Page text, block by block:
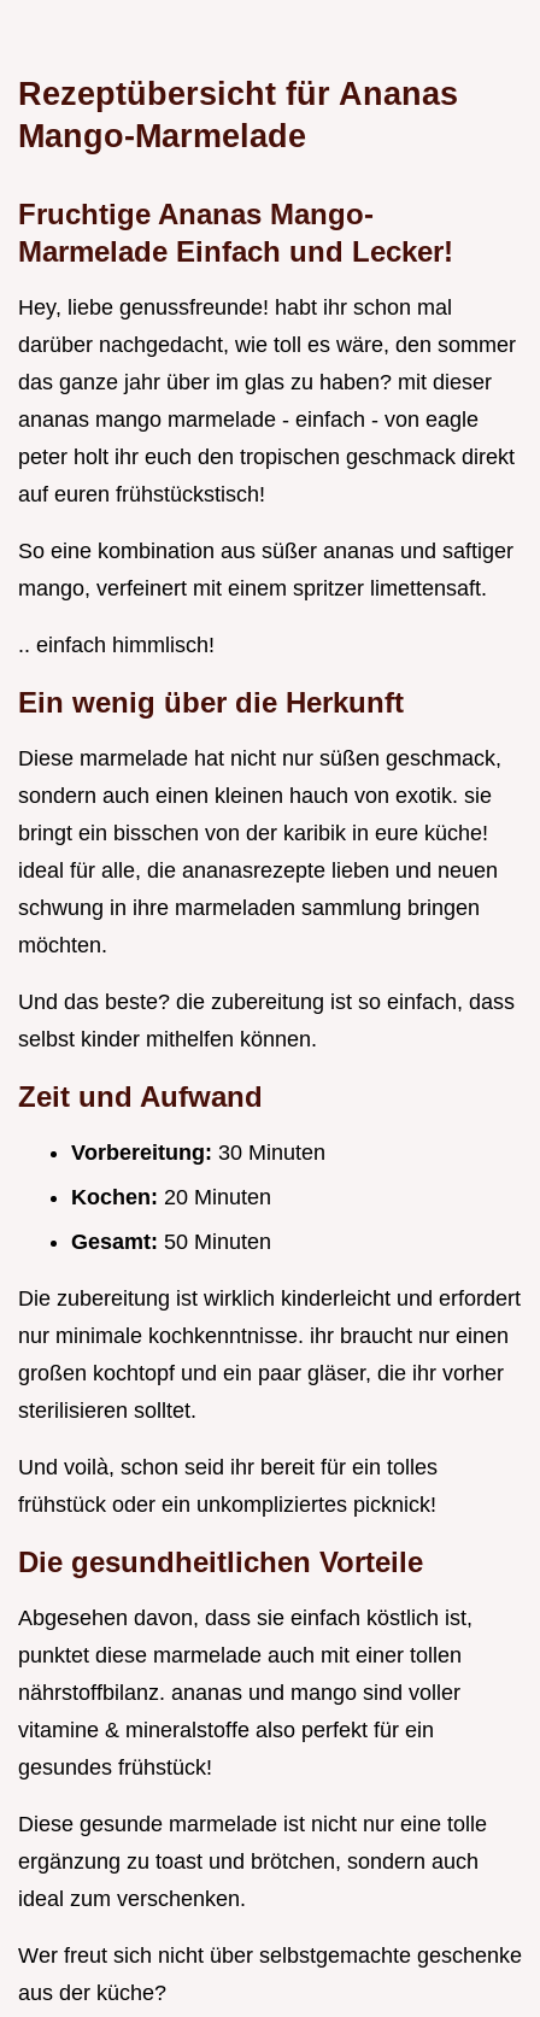
Rezeptübersicht für Ananas
Mango-Marmelade
Fruchtige Ananas Mango-
Marmelade Einfach und Lecker!
Hey, liebe genussfreunde! habt ihr schon mal
darüber nachgedacht, wie toll es wäre, den sommer
das ganze jahr über im glas zu haben? mit dieser
ananas mango marmelade - einfach - von eagle
peter holt ihr euch den tropischen geschmack direkt
auf euren frühstückstisch!
So eine kombination aus süßer ananas und saftiger
mango, verfeinert mit einem spritzer limettensaft.
.. einfach himmlisch!
Ein wenig über die Herkunft
Diese marmelade hat nicht nur süßen geschmack,
sondern auch einen kleinen hauch von exotik. sie
bringt ein bisschen von der karibik in eure küche!
ideal für alle, die ananasrezepte lieben und neuen
schwung in ihre marmeladen sammlung bringen
möchten.
Und das beste? die zubereitung ist so einfach, dass
selbst kinder mithelfen können.
Zeit und Aufwand
Vorbereitung: 30 Minuten
Kochen: 20 Minuten
Gesamt: 50 Minuten
Die zubereitung ist wirklich kinderleicht und erfordert
nur minimale kochkenntnisse. ihr braucht nur einen
großen kochtopf und ein paar gläser, die ihr vorher
sterilisieren solltet.
Und voilà, schon seid ihr bereit für ein tolles
frühstück oder ein unkompliziertes picknick!
Die gesundheitlichen Vorteile
Abgesehen davon, dass sie einfach köstlich ist,
punktet diese marmelade auch mit einer tollen
nährstoffbilanz. ananas und mango sind voller
vitamine & mineralstoffe also perfekt für ein
gesundes frühstück!
Diese gesunde marmelade ist nicht nur eine tolle
ergänzung zu toast und brötchen, sondern auch
ideal zum verschenken.
Wer freut sich nicht über selbstgemachte geschenke
aus der küche?